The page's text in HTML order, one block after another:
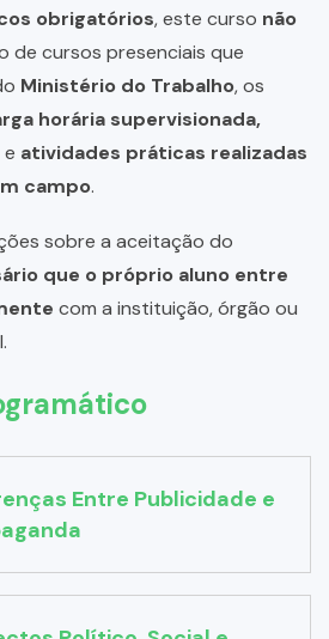
obrigatórios, este curso não
de cursos presenciais que
Ministério do Trabalho, os
horária supervisionada,
e atividades práticas realizadas
campo.
sobre a aceitação do
que o próprio aluno entre
com a instituição, órgão ou
Entre Publicidade e